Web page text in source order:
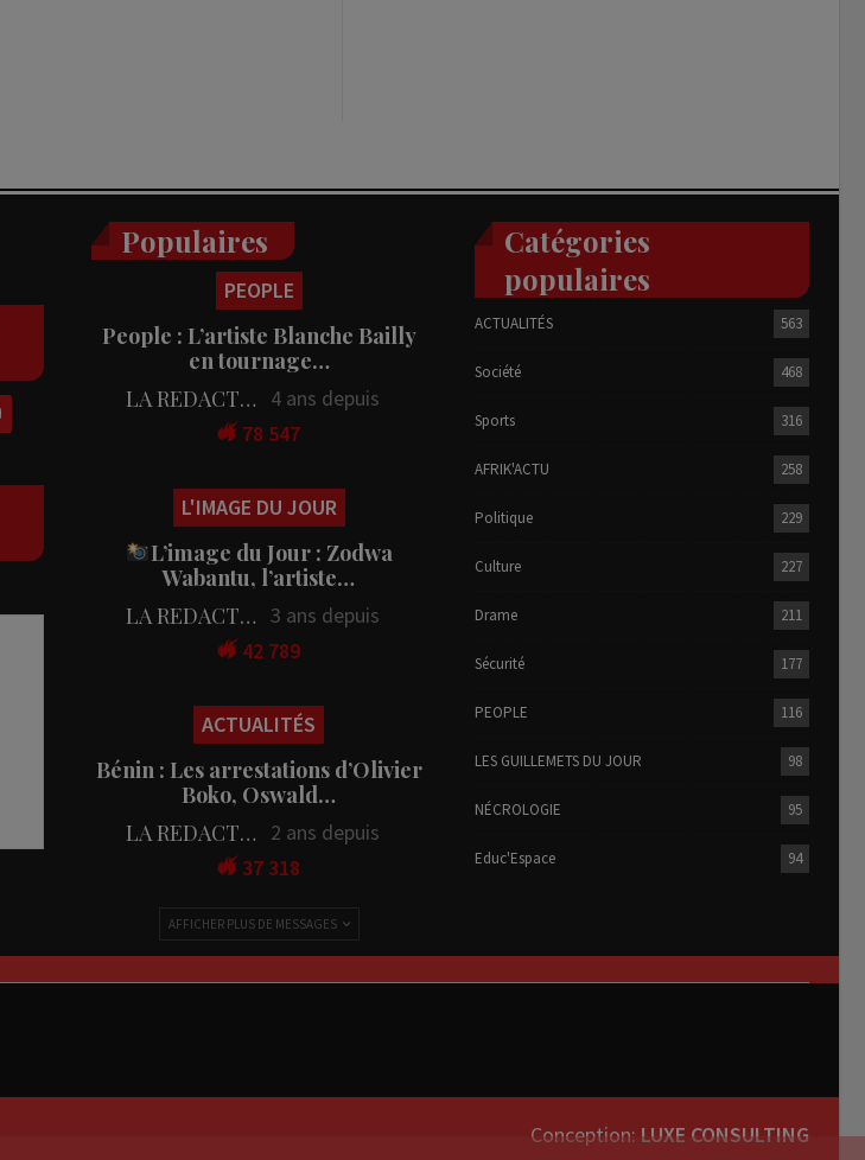
Populaires
PEOPLE
People : L’artiste Blanche Bailly
en tournage…
LA REDACTION
4 ans depuis
78 547
L'IMAGE DU JOUR
L’image du Jour : Zodwa
Wabantu, l’artiste…
LA REDACTION 3 ans depuis
42 789
ACTUALITÉS
Bénin : Les arrestations d’Olivier
Boko, Oswald…
LA REDACTION
2 ans depuis
37 318
AFFICHER PLUS DE MESSAGES
Catégories
populaires
ACTUALITÉS 563
Société 468
Sports 316
AFRIK'ACTU 258
Politique 229
Culture 227
Drame 211
Sécurité 177
PEOPLE 116
LES GUILLEMETS DU JOUR 98
NÉCROLOGIE 95
Educ'Espace 94
Conception: LUXE CONSULTING